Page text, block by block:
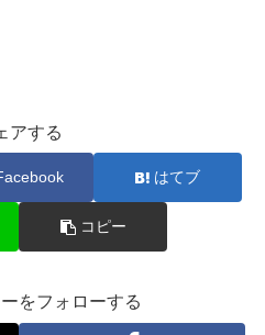
アする
はてブ
コピー
をフォローする